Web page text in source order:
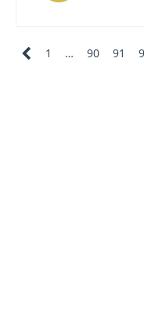
1 … 90 91